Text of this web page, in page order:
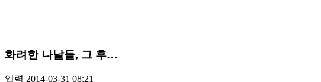
화려한 나날들, 그 후…
입력 2014-03-31 08:21